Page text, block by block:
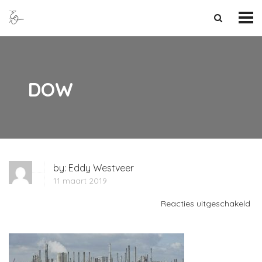
DOW
by: Eddy Westveer
11 maart 2019
Reacties uitgeschakeld